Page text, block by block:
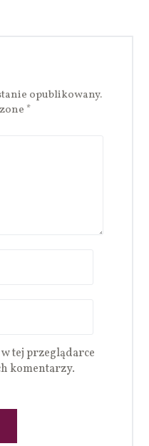
opublikowany.
*
tej przeglądarce
komentarzy.